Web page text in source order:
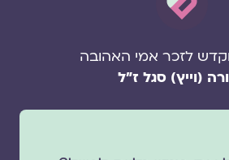
לזכר אמי האהובה
(וייץ) סגל ז"ל